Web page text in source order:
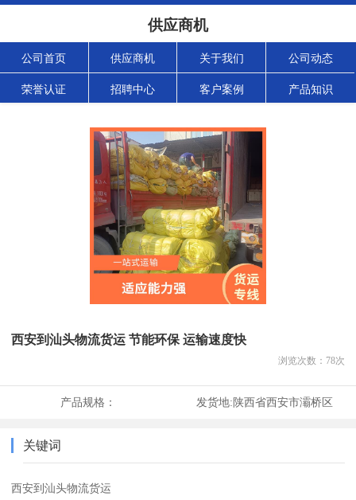
供应商机
公司首页 供应商机 关于我们 公司动态
荣誉认证 招聘中心 客户案例 产品知识
西安到汕头物流货运 节能环保 运输速度快
浏览次数： 78次
产品规格： 发货地:陕西省西安市灞桥区
关键词
西安到汕头物流货运